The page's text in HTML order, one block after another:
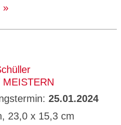
25.01.2024
23,0 x 15,3 cm